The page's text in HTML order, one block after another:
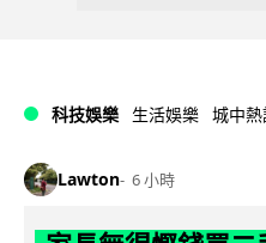
科技娛樂 生活娛樂 城中
Lawton 6 小時